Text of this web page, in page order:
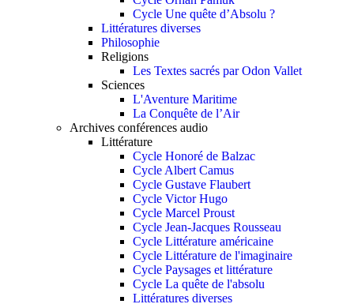
Cycle Une quête d’Absolu ?
Littératures diverses
Philosophie
Religions
Les Textes sacrés par Odon Vallet
Sciences
L'Aventure Maritime
La Conquête de l’Air
Archives conférences audio
Littérature
Cycle Honoré de Balzac
Cycle Albert Camus
Cycle Gustave Flaubert
Cycle Victor Hugo
Cycle Marcel Proust
Cycle Jean-Jacques Rousseau
Cycle Littérature américaine
Cycle Littérature de l'imaginaire
Cycle Paysages et littérature
Cycle La quête de l'absolu
Littératures diverses